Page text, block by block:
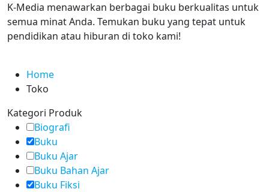
K-Media menawarkan berbagai buku berkualitas untuk
semua minat Anda. Temukan buku yang tepat untuk
pendidikan atau hiburan di toko kami!
Home
Toko
Kategori Produk
Biografi
Buku
Buku Ajar
Buku Bahan Ajar
Buku Fiksi